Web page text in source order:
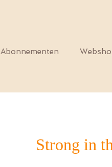
Abonnementen
Strong in